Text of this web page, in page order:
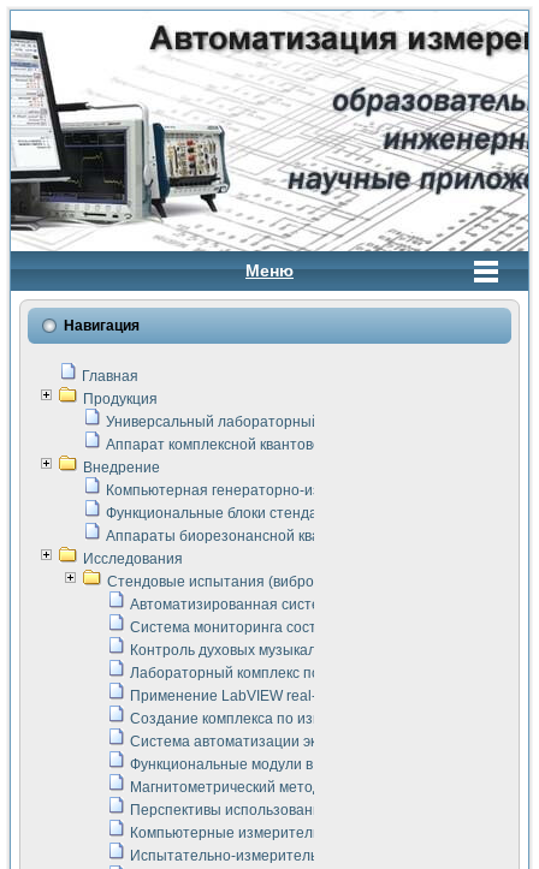
Меню
Навигация
Главная
Продукция
Универсальный лабораторный стенд "Сигнал-USB"
Аппарат комплексной квантовой терапии Интроскан
Внедрение
Компьютерная генераторно-измерительная система
Функциональные блоки стенда "Сигнал-USB"
Аппараты биорезонансной квантовой терапии серии СКАН
Исследования
Стендовые испытания (виброакустика, тензометрия и т.п.)
Автоматизированная система измерения параметров
Система мониторинга состояния тяговых
Контроль духовых музыкальных инструментов
Лабораторный комплекс по исследованию элементной
Применение LabVIEW real-time module для
Создание комплекса по измерению скорости подвижного
Система автоматизации экспериментальных
Функциональные модули в стандарте Nl SCXI для
Магнитометрический метод в дефектоскопии сварных
Перспективы использования машинного зрения в
Компьютерные измерительные системы для
Испытательно-измерительный комплекс аппаратуры для